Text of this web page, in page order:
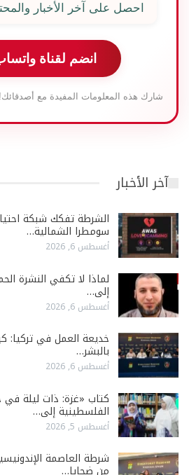
احصل على آخر الأخبار
انضم لقناة
شارك هذه المعلومات المفيدة مع أصدقائك!
آخر الأخبار
الشرطة تفكك شبكة
سومطرا الشمالية…
أغسطس 6, 2026
لماذا لا تكفي النشرة
إلى…
أغسطس 6, 2026
خديعة العمل في تركيا:
بالبشر…
أغسطس 6, 2026
كتاب «غزة: ذات ليلة في
الفلسطينية إلى…
أغسطس 5, 2026
شرطة العاصمة